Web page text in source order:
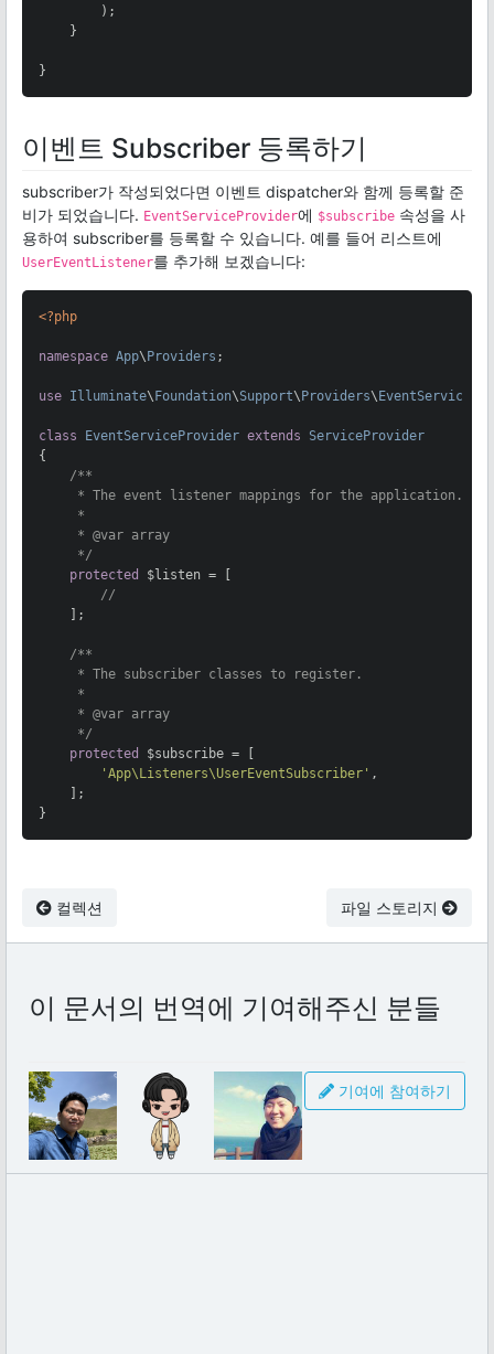
        );
    }
}
이벤트 Subscriber 등록하기
subscriber가 작성되었다면 이벤트 dispatcher와 함께 등록할 준
비가 되었습니다. EventServiceProvider에 $subscribe 속성을 사
용하여 subscriber를 등록할 수 있습니다. 예를 들어 리스트에
UserEventListener를 추가해 보겠습니다:
<?php
namespace App\ Providers ;
use Illuminate\ Foundation\Support\ Providers\
class EventServiceProvider extends
ServiceProvider
{
/**
     * The event listener mappings for the application.
     *
     *
@var array
     */
protected
$listen = [
//
    ];
/**
     * The subscriber classes to register.
     *
     *
@var array
     */
protected
$subscribe = [
'App\Listeners\UserEventSubscriber' ,
    ];
}
컬렉션 파일 스토리지
이 문서의 번역에 기여해주신 분들
기여에 참여하기